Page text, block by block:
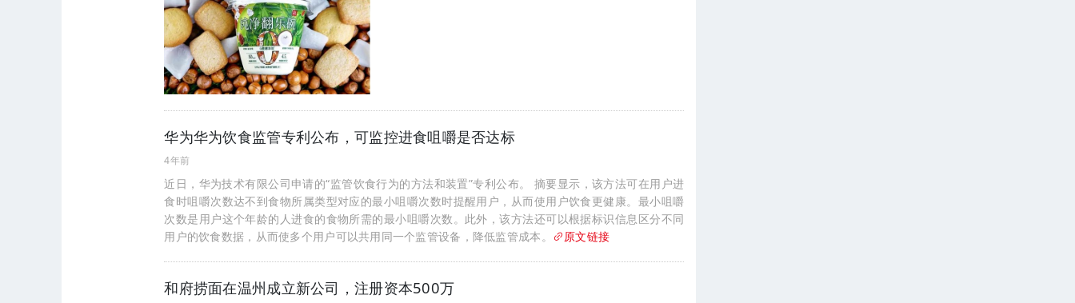
华为华为饮食监管专利公布，可监控进食咀嚼是否达标
4年前
近日，华为技术有限公司申请的“监管饮食行为的方法和装置”专利公布。 摘要显示，该方法可在用户进
食时咀嚼次数达不到食物所属类型对应的最小咀嚼次数时提醒用户，从而使用户饮食更健康。最小咀嚼
次数是用户这个年龄的人进食的食物所需的最小咀嚼次数。此外，该方法还可以根据标识信息区分不同
用户的饮食数据，从而使多个用户可以共用同一个监管设备，降低监管成本。
原文链接
和府捞面在温州成立新公司，注册资本500万